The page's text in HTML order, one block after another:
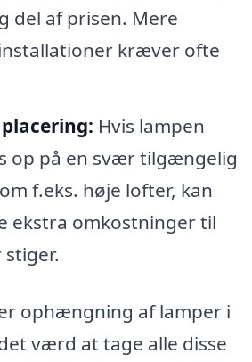
del af prisen. Mere
kræver ofte
Hvis lampen
op på en svær tilgængelig
f.eks. høje lofter, kan
ekstra omkostninger til
ophængning af lamper i
værd at tage alle disse